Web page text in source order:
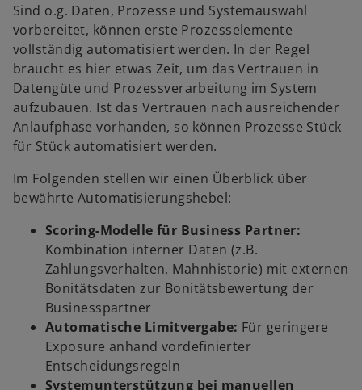
Sind o.g. Daten, Prozesse und Systemauswahl
vorbereitet, können erste Prozesselemente
vollständig automatisiert werden. In der Regel
braucht es hier etwas Zeit, um das Vertrauen in
Datengüte und Prozessverarbeitung im System
aufzubauen. Ist das Vertrauen nach ausreichender
Anlaufphase vorhanden, so können Prozesse Stück
für Stück automatisiert werden.
Im Folgenden stellen wir einen Überblick über
bewährte Automatisierungshebel:
Scoring-Modelle für Business Partner:
Kombination interner Daten (z.B.
Zahlungsverhalten, Mahnhistorie) mit externen
Bonitätsdaten zur Bonitätsbewertung der
Businesspartner
Automatische Limitvergabe: Für geringere
Exposure anhand vordefinierter
Entscheidungsregeln
Systemunterstützung bei manuellen